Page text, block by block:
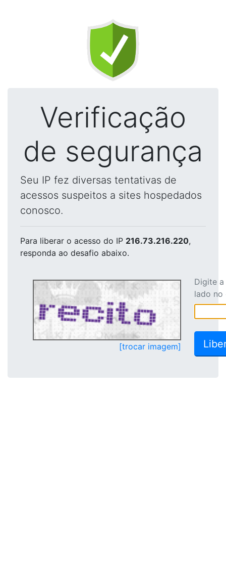
Verificação
de segurança
Seu IP fez diversas tentativas de
acessos suspeitos a sites hospedados
conosco.
Para liberar o acesso do IP 216.73.216.220,
responda ao desafio abaixo.
[trocar imagem]
Digite
lado no